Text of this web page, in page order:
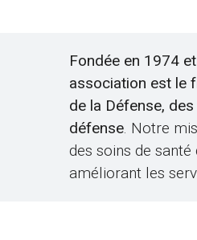
Fondée en 1974
association est le
de la Défense,
défense. Notre
des soins de
améliorant les